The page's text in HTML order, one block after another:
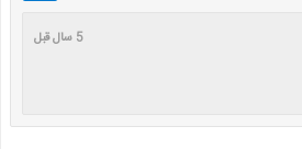
5 سال قبل